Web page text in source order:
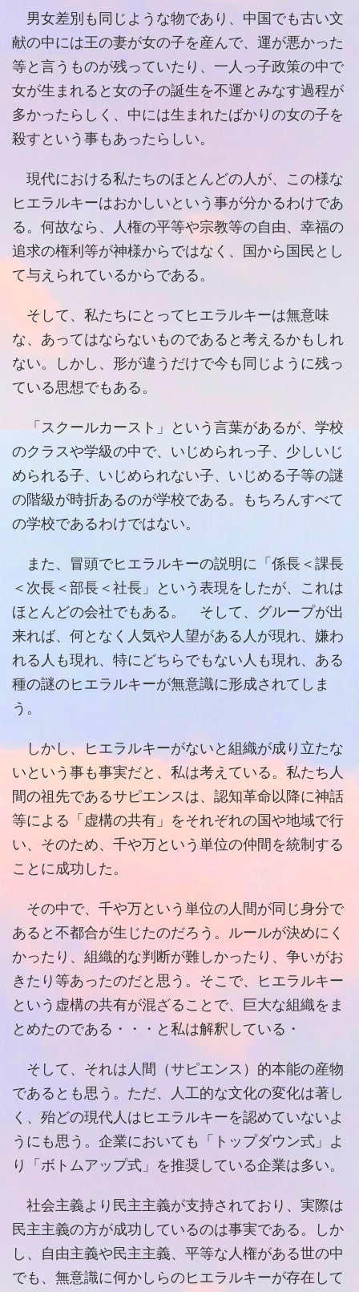
男女差別も同じような物であり、中国でも古い文
献の中には王の妻が女の子を産んで、運が悪かった
等と言うものが残っていたり、一人っ子政策の中で
女が生まれると女の子の誕生を不運とみなす過程が
多かったらしく、中には生まれたばかりの女の子を
殺すという事もあったらしい。
現代における私たちのほとんどの人が、この様な
ヒエラルキーはおかしいという事が分かるわけであ
る。何故なら、人権の平等や宗教等の自由、幸福の
追求の権利等が神様からではなく、国から国民とし
て与えられているからである。
そして、私たちにとってヒエラルキーは無意味
な、あってはならないものであると考えるかもしれ
ない。しかし、形が違うだけで今も同じように残っ
ている思想でもある。
「スクールカースト」という言葉があるが、学校
のクラスや学級の中で、いじめられっ子、少しいじ
められる子、いじめられない子、いじめる子等の謎
の階級が時折あるのが学校である。もちろんすべて
の学校であるわけではない。
また、冒頭でヒエラルキーの説明に「係長＜課長
＜次長＜部長＜社長」という表現をしたが、これは
ほとんどの会社でもある。 そして、グループが出
来れば、何となく人気や人望がある人が現れ、嫌わ
れる人も現れ、特にどちらでもない人も現れ、ある
種の謎のヒエラルキーが無意識に形成されてしま
う。
しかし、ヒエラルキーがないと組織が成り立たな
いという事も事実だと、私は考えている。私たち人
間の祖先であるサピエンスは、認知革命以降に神話
等による「虚構の共有」をそれぞれの国や地域で行
い、そのため、千や万という単位の仲間を統制する
ことに成功した。
その中で、千や万という単位の人間が同じ身分で
あると不都合が生じたのだろう。ルールが決めにく
かったり、組織的な判断が難しかったり、争いがお
きたり等あったのだと思う。そこで、ヒエラルキー
という虚構の共有が混ざることで、巨大な組織をま
とめたのである・・・と私は解釈している・
そして、それは人間（サピエンス）的本能の産物
であるとも思う。ただ、人工的な文化の変化は著し
く、殆どの現代人はヒエラルキーを認めていないよ
うにも思う。企業においても「トップダウン式」よ
り「ボトムアップ式」を推奨している企業は多い。
社会主義より民主主義が支持されており、実際は
民主主義の方が成功しているのは事実である。しか
し、自由主義や民主主義、平等な人権がある世の中
でも、無意識に何かしらのヒエラルキーが存在して